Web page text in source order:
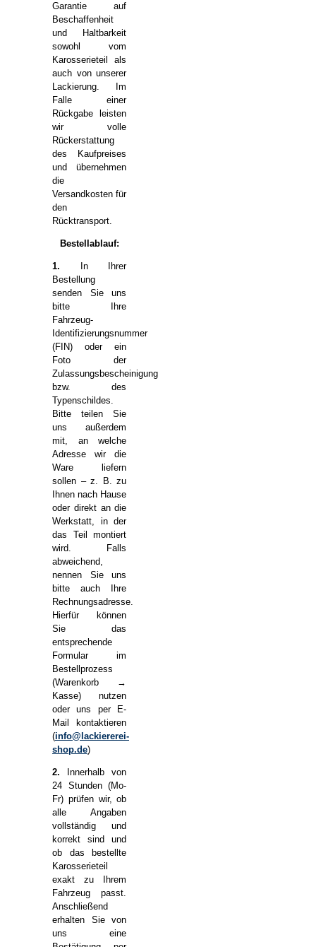
Garantie auf
Beschaffenheit
und Haltbarkeit
sowohl vom
Karosserieteil als
auch von unserer
Lackierung. Im
Falle einer
Rückgabe leisten
wir volle
Rückerstattung
des Kaufpreises
und übernehmen
die
Versandkosten für
den
Rücktransport.
Bestellablauf:
1. In Ihrer
Bestellung
senden Sie uns
bitte Ihre
Fahrzeug-
Identifizierungsnummer
(FIN) oder ein
Foto der
Zulassungsbescheinigung
bzw. des
Typenschildes.
Bitte teilen Sie
uns außerdem
mit, an welche
Adresse wir die
Ware liefern
sollen – z. B. zu
Ihnen nach Hause
oder direkt an die
Werkstatt, in der
das Teil montiert
wird. Falls
abweichend,
nennen Sie uns
bitte auch Ihre
Rechnungsadresse.
Hierfür können
Sie das
entsprechende
Formular im
Bestellprozess
(Warenkorb →
Kasse) nutzen
oder uns per E-
Mail kontaktieren
(info@lackiererei-
shop.de)
2. Innerhalb von
24 Stunden (Mo-
Fr) prüfen wir, ob
alle Angaben
vollständig und
korrekt sind und
ob das bestellte
Karosserieteil
exakt zu Ihrem
Fahrzeug passt.
Anschließend
erhalten Sie von
uns eine